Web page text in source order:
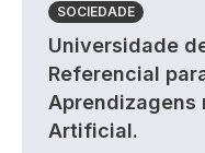
SOCIEDADE
Universidade
Referencial
Aprendizagens
Artificial.